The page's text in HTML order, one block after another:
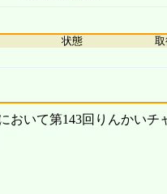
状態
おいて第143回りんかい